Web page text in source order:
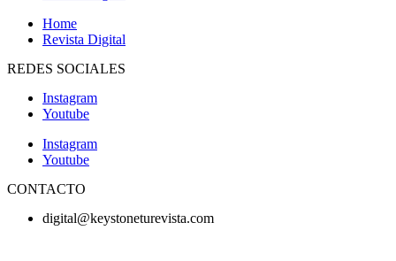
Home
Revista Digital
REDES SOCIALES
Instagram
Youtube
Instagram
Youtube
CONTACTO
digital@keystoneturevista.com